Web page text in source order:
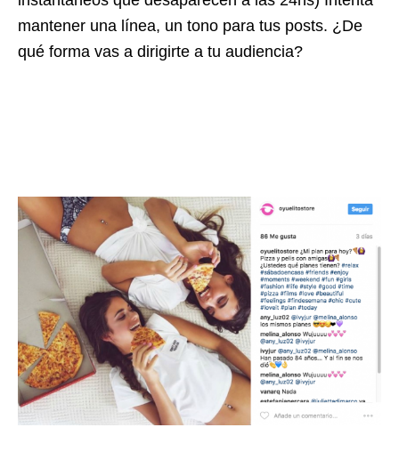
mantener una línea, un tono para tus posts. ¿De
qué forma vas a dirigirte a tu audiencia?